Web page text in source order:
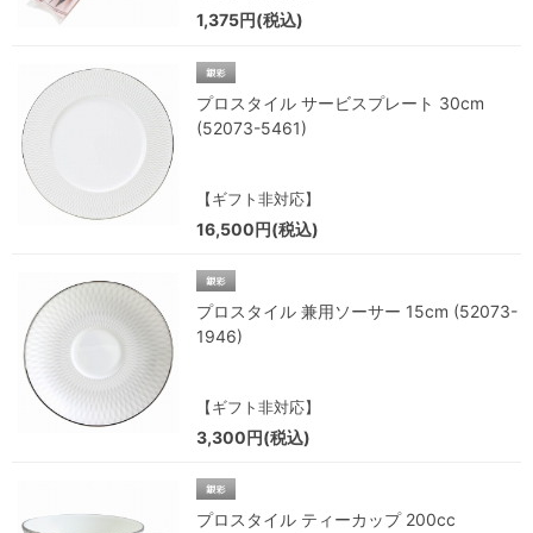
1,375円(税込)
プロスタイル サービスプレート 30cm
(52073-5461)
【ギフト非対応】
16,500円(税込)
プロスタイル 兼用ソーサー 15cm (52073-
1946)
【ギフト非対応】
3,300円(税込)
プロスタイル ティーカップ 200cc